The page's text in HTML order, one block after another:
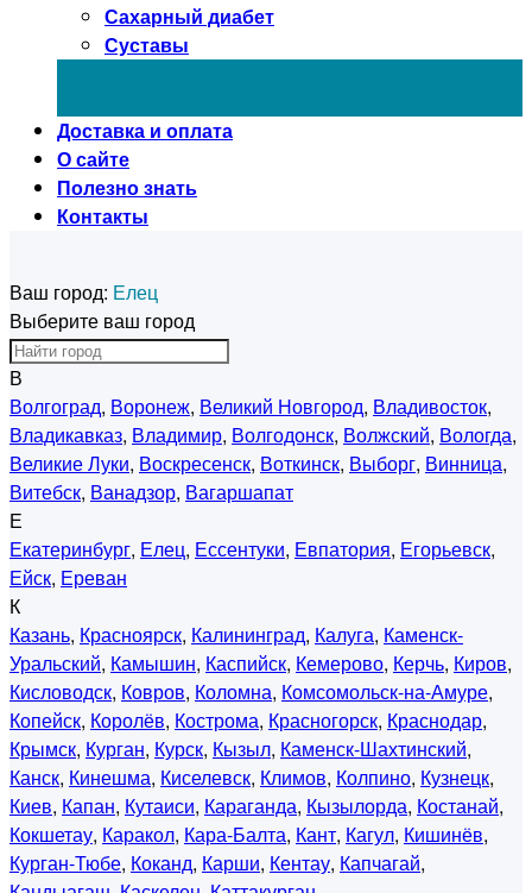
Сахарный диабет
Суставы
Доставка и оплата
О сайте
Полезно знать
Контакты
Ваш город: Елец
Выберите ваш город
В
Волгоград, Воронеж, Великий Новгород, Владивосток,
Владикавказ, Владимир, Волгодонск, Волжский, Вологда,
Великие Луки, Воскресенск, Воткинск, Выборг, Винница,
Витебск, Ванадзор, Вагаршапат
Е
Екатеринбург, Елец, Ессентуки, Евпатория, Егорьевск,
Ейск, Ереван
К
Казань, Красноярск, Калининград, Калуга, Каменск-
Уральский, Камышин, Каспийск, Кемерово, Керчь, Киров,
Кисловодск, Ковров, Коломна, Комсомольск-на-Амуре,
Копейск, Королёв, Кострома, Красногорск, Краснодар,
Крымск, Курган, Курск, Кызыл, Каменск-Шахтинский,
Канск, Кинешма, Киселевск, Климов, Колпино, Кузнецк,
Киев, Капан, Кутаиси, Караганда, Кызылорда, Костанай,
Кокшетау, Каракол, Кара-Балта, Кант, Кагул, Кишинёв,
Курган-Тюбе, Коканд, Карши, Кентау, Капчагай,